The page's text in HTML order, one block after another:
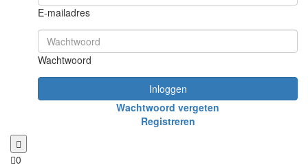
E-mailadres
Wachtwoord
Inloggen
Wachtwoord vergeten
Registreren
0